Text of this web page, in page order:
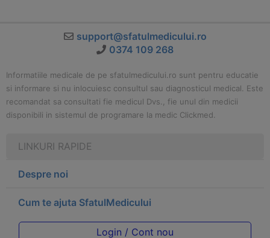
support@sfatulmedicului.ro
0374 109 268
Informatiile medicale de pe sfatulmedicului.ro sunt pentru educatie
si informare si nu inlocuiesc consultul sau diagnosticul medical. Este
recomandat sa consultati fie medicul Dvs., fie unul din medicii
disponibili in sistemul de programare la medic Clickmed.
LINKURI RAPIDE
Despre noi
Cum te ajuta SfatulMedicului
Login / Cont nou